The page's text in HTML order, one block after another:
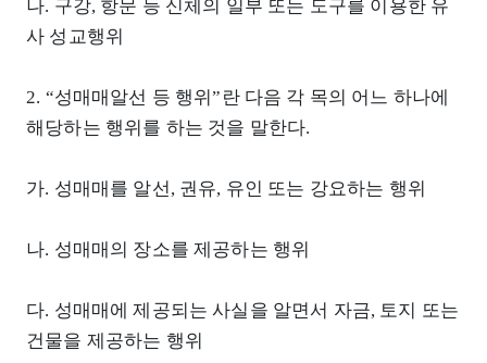
나. 구강, 항문 등 신체의 일부 또는 도구를 이용한 유
사 성교행위
2. “성매매알선 등 행위”란 다음 각 목의 어느 하나에
해당하는 행위를 하는 것을 말한다.
가. 성매매를 알선, 권유, 유인 또는 강요하는 행위
나. 성매매의 장소를 제공하는 행위
다. 성매매에 제공되는 사실을 알면서 자금, 토지 또는
건물을 제공하는 행위